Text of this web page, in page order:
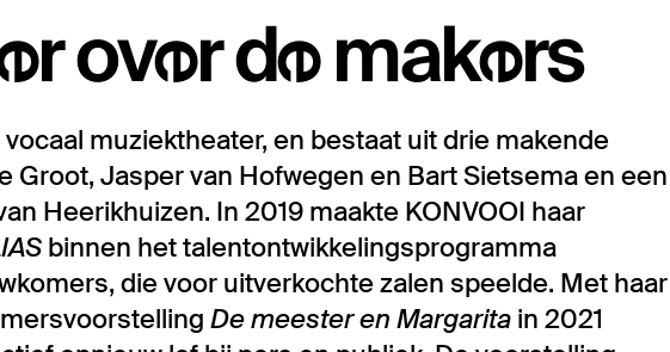
over de makers
vocaal muziektheater, en bestaat uit drie makende
Groot, Jasper van Hofwegen en Bart Sietsema en een
Heerikhuizen. In 2019 maakte KONVOOI haar
binnen het talentontwikkelingsprogramma
die voor uitverkochte zalen speelde. Met haar
De meester en Margarita in 2021